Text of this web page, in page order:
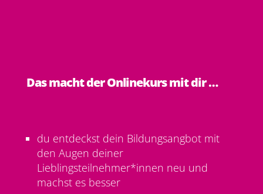
Das macht der Onlinekurs mit dir …
du entdeckst dein Bildungsangbot mit
den Augen deiner
Lieblingsteilnehmer*innen neu und
machst es besser